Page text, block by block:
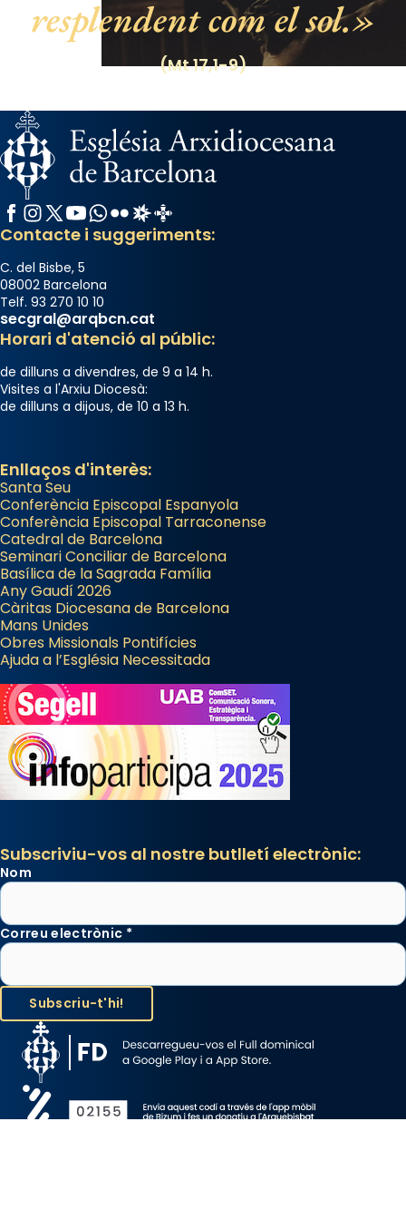
View on Facebook · Share
resplendent com el sol.
(Mt 17,1-9)
Facebook
Instagram
X / Twitter
YouTube
WhatsApp
FlickrRadio Estel
Catalunya Cristiana
Contacte i suggeriments:
C. del Bisbe, 5
08002 Barcelona
Telf. 93 270 10 10
secgral@arqbcn.cat
Horari d'atenció al públic:
de dilluns a divendres, de 9 a 14 h.
Visites a l'Arxiu Diocesà:
de dilluns a dijous, de 10 a 13 h.
Enllaços d'interès:
Santa Seu
Conferència Episcopal Espanyola
Conferència Episcopal Tarraconense
Catedral de Barcelona
Seminari Conciliar de Barcelona
Basílica de la Sagrada Família
Any Gaudí 2026
Càritas Diocesana de Barcelona
Mans Unides
Obres Missionals Pontifícies
Ajuda a l’Església Necessitada
Subscriviu-vos al nostre butlletí electrònic:
Nom
Correu electrònic *